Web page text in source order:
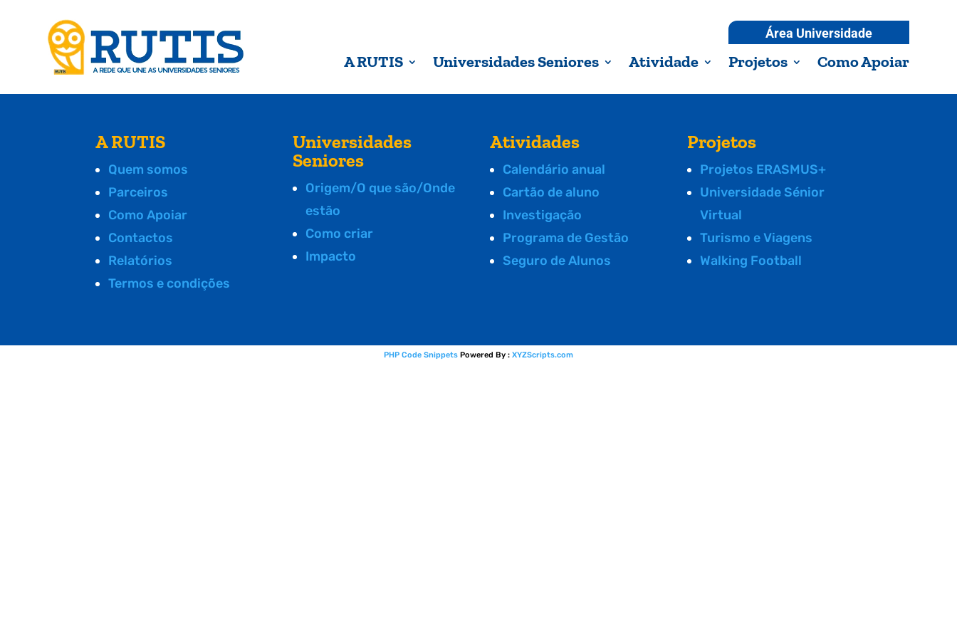
Área Universidade
A RUTIS Universidades Seniores Atividade Projetos Como Apoiar
A RUTIS
Quem somos
Parceiros
Como Apoiar
Contactos
Relatórios
Termos e condições
Universidades
Seniores
Origem/O que são/Onde
estão
Como criar
Impacto
Atividades
Calendário anual
Cartão de aluno
Investigação
Programa de Gestão
Seguro de Alunos
Projetos
Projetos ERASMUS+
Universidade Sénior
Virtual
Turismo e Viagens
Walking Football
PHP Code Snippets Powered By : XYZScripts.com